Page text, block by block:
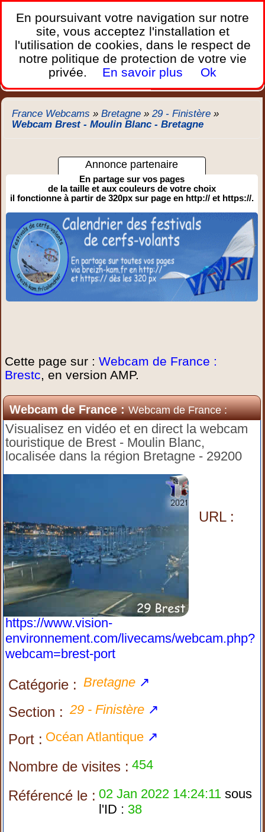
France Webcams,
Les webcams sur mobiles, portables et PC.
Home Bretagne Corse Plages Ports Montagnes
Trafic Chercher New
France Webcams »Bretagne »29 - Finistère »
Webcam Brest - Moulin Blanc - Bretagne
Annonce partenaire
En partage sur vos pages
de la taille et aux couleurs de votre choix
il fonctionne à partir de 320px sur page en http:// et https://.
Cette page sur :Webcam de France :
Brestc, en version AMP.
Webcam de France :Webcam de France :
Brestc
Visualisez en vidéo et en direct la webcam
touristique de Brest - Moulin Blanc,
localisée dans la région Bretagne - 29200
URL :
https://www.vision-
environnement.com/livecams/webcam.php?
webcam=brest-port
Catégorie : Bretagne ↗
Section : 29 - Finistère ↗
Port : Océan Atlantique ↗
Nombre de visites : 454
Référencé le : 02 Jan 2022 14:24:11 sous
l'ID : 38
En poursuivant votre navigation sur notre
site, vous acceptez l'installation et
l'utilisation de cookies, dans le respect de
notre politique de protection de votre vie
privée.
En savoir plus Ok